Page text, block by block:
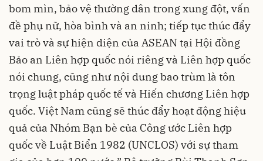
bom mìn, bảo vệ thường dân trong xung đột, vấn
đề phụ nữ, hòa bình và an ninh; tiếp tục thúc đẩy
vai trò và sự hiện diện của ASEAN tại Hội đồng
Bảo an Liên hợp quốc nói riêng và Liên hợp quốc
nói chung, cũng như nội dung bao trùm là tôn
trọng luật pháp quốc tế và Hiến chương Liên hợp
quốc. Việt Nam cũng sẽ thúc đẩy hoạt động hiệu
quả của Nhóm Bạn bè của Công ước Liên hợp
quốc về Luật Biển 1982 (UNCLOS) với sự tham